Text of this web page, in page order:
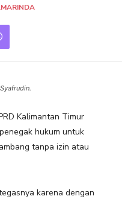
Kalimantan Timur
hukum untuk
tanpa izin atau
karena dengan